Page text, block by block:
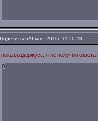
Поделиться20 мая, 2010г. 11:50:23
пока воздержусь, я не получил
0